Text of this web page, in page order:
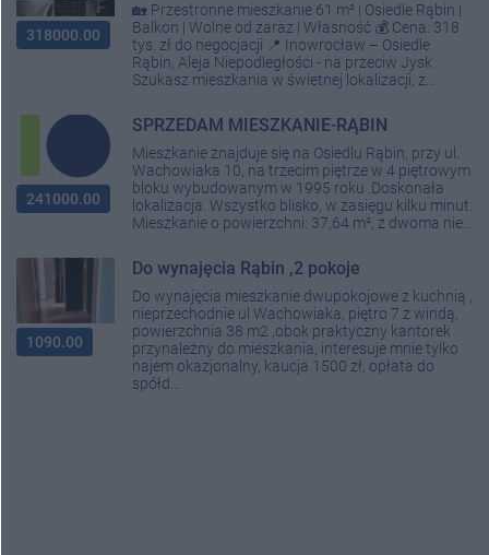
318000.00
🏡 Przestronne mieszkanie 61 m² | Osiedle Rąbin |
Balkon | Wolne od zaraz | Własność 💰 Cena: 318
tys. zł do negocjacji 📍 Inowrocław – Osiedle
Rąbin, Aleja Niepodległości - na przeciw Jysk
Szukasz mieszkania w świetnej lokalizacji, z...
241000.00
SPRZEDAM MIESZKANIE-RĄBIN
Mieszkanie znajduje się na Osiedlu Rąbin, przy ul.
Wachowiaka 10, na trzecim piętrze w 4 piętrowym
bloku wybudowanym w 1995 roku .Doskonała
lokalizacja. Wszystko blisko, w zasięgu kilku minut.
Mieszkanie o powierzchni: 37,64 m², z dwoma nie...
1090.00
Do wynajęcia Rąbin ,2 pokoje
Do wynajęcia mieszkanie dwupokojowe z kuchnią ,
nieprzechodnie ul Wachowiaka, piętro 7 z windą,
powierzchnia 38 m2 ,obok praktyczny kantorek
przynależny do mieszkania, interesuje mnie tylko
najem okazjonalny, kaucja 1500 zł, opłata do
spółd...